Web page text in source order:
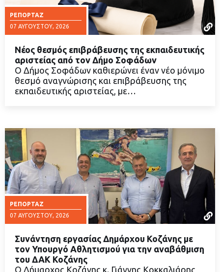
ΡΕΠΟΡΤΆΖ
07 ΑΥΓΟΎΣΤΟΥ, 2026
ΔΙΑΒΑΣΤΕ ΠΕΡΙΣΣΟΤΕΡΑ
Νέος θεσμός επιβράβευσης της εκπαιδευτικής
αριστείας από τον Δήμο Σοφάδων
Ο Δήμος Σοφάδων καθιερώνει έναν νέο μόνιμο
θεσμό αναγνώρισης και επιβράβευσης της
εκπαιδευτικής αριστείας, με…
ΡΕΠΟΡΤΆΖ
07 ΑΥΓΟΎΣΤΟΥ, 2026
Συνάντηση εργασίας Δημάρχου Κοζάνης με
τον Υπουργό Αθλητισμού για την αναβάθμιση
του ΔΑΚ Κοζάνης
Ο Δήμαρχος Κοζάνης κ. Γιάννης Κοκκαλιάρης